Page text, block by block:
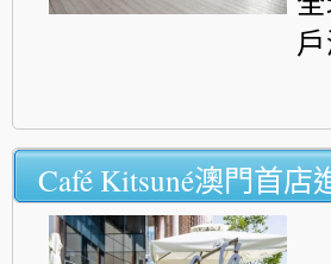
Café Kitsuné澳門首